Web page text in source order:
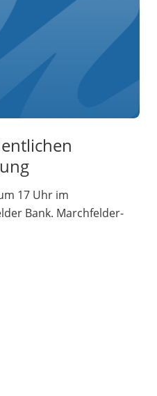
17 Uhr im
Bank. Marchfelder-